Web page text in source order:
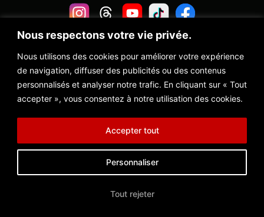
Nous respectons votre vie privée.
Nous utilisons des cookies pour améliorer votre expérience
de navigation, diffuser des publicités ou des contenus
personnalisés et analyser notre trafic. En cliquant sur « Tout
accepter », vous consentez à notre utilisation des cookies.
Personnaliser
Tout rejeter
Accepter tout
© 2024 NC360 Tous droits réservés
POLITIQUE DE CONFIDENTIALITÉ
CONDITIONS GÉNÉRALES DE VENTE &MENTIONS LÉGALES